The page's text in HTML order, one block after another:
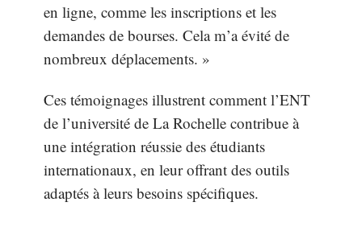
en ligne, comme les inscriptions et les
demandes de bourses. Cela m’a évité de
nombreux déplacements. »
Ces témoignages illustrent comment l’ENT
de l’université de La Rochelle contribue à
une intégration réussie des étudiants
internationaux, en leur offrant des outils
adaptés à leurs besoins spécifiques.